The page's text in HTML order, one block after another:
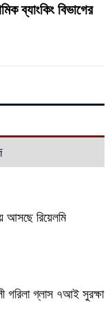
ব্যাংকিং বিভাগের
আসছে রিয়েলমি
গরিলা গ্লাস ৭আই সুরক্ষা